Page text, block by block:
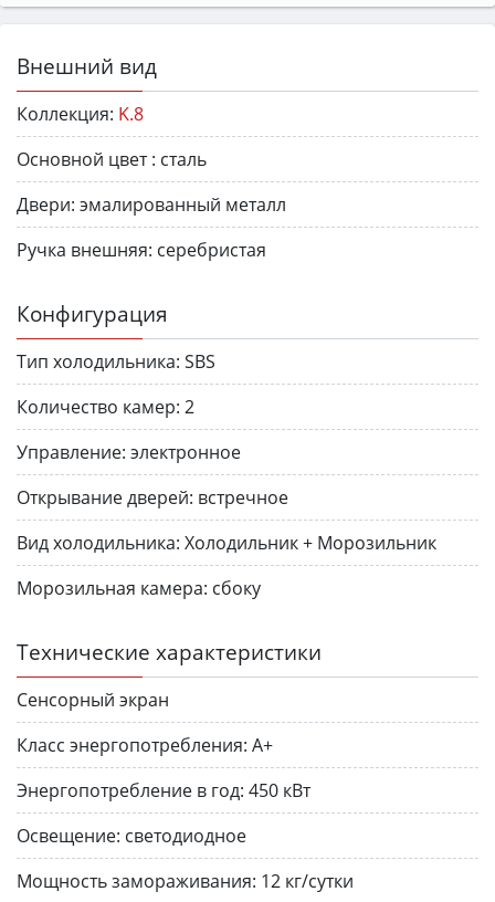
Внешний вид
Коллекция: K.8
Основной цвет : сталь
Двери: эмалированный металл
Ручка внешняя: серебристая
Конфигурация
Тип холодильника: SBS
Количество камер: 2
Управление: электронное
Открывание дверей: встречное
Вид холодильника: Холодильник + Морозильник
Морозильная камера: сбоку
Технические характеристики
Сенсорный экран
Класс энергопотребления: A+
Энергопотребление в год: 450 кВт
Освещение: светодиодное
Мощность замораживания: 12 кг/сутки